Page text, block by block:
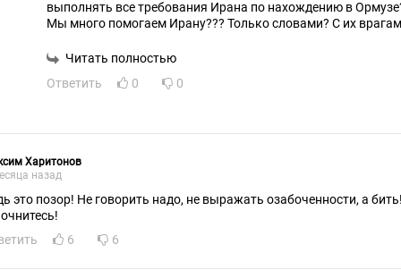
выполнять все требования Ирана по нахождению в
Мы много помогаем Ирану??? Только словами? С их
пиндосы открыто помогают им. Про нашу
нами...
Читать полностью
Ответить
0 0
Харитонов
назад
это позор! Не говорить надо, не выражать озабоченности, а
6 6